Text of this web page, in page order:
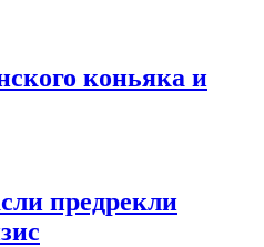
коньяка и
предрекли